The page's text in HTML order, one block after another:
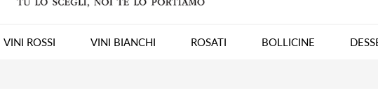
VINI ROSSI VINI BIANCHI ROSATI BOLLICINE